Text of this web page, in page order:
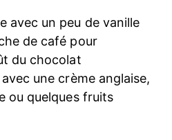
avec un peu de vanille
de café pour
du chocolat
une crème anglaise,
ou quelques fruits